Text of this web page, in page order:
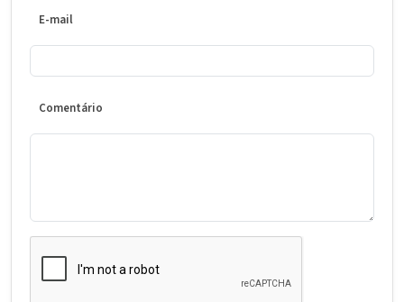
E-mail
Comentário